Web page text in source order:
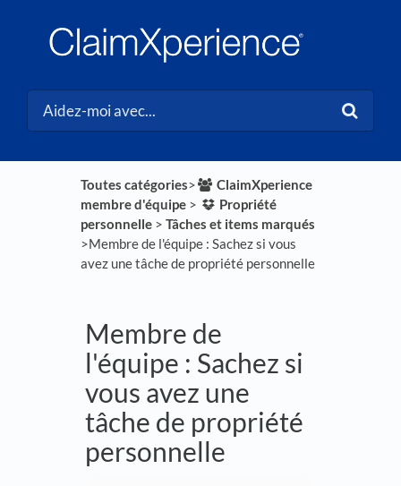
Toutes catégories​>​
​ClaimXperience
membre d'équipe​ > ​
​Propriété
personnelle​ > ​ ​Tâches et items marqués
>​ Membre de l'équipe : Sachez si vous
avez une tâche de propriété personnelle
Membre de
l'équipe : Sachez si
vous avez une
tâche de propriété
personnelle